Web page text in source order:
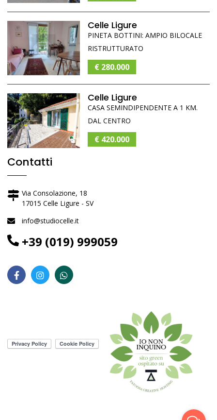
Celle Ligure
PINETA BOTTINI: AMPIO BILOCALE
RISTRUTTURATO
€ 280.000
Celle Ligure
CASA SEMINDIPENDENTE A 1 KM.
DAL CENTRO
€ 420.000
Contatti
Via Consolazione, 18
17015 Celle Ligure - SV
info@studiocelle.it
+39 (019) 999059